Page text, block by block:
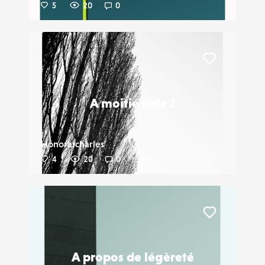
5 20 0
A moitié vide ?
Honoratcharles
4 20 0
A propos de légèreté